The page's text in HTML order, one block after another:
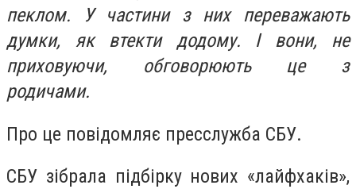
пеклом. У частини з них переважають
думки, як втекти додому. І вони, не
приховуючи, обговорюють це з
родичами.
Про це повідомляє пресслужба СБУ.
СБУ зібрала підбірку нових «лайфхаків»,